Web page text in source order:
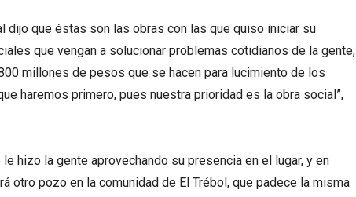
dijo que éstas son las obras con las que quiso iniciar su
que vengan a solucionar problemas cotidianos de la gente,
millones de pesos que se hacen para lucimiento de los
haremos primero, pues nuestra prioridad es la obra social”,
hizo la gente aprovechando su presencia en el lugar, y en
otro pozo en la comunidad de El Trébol, que padece la misma